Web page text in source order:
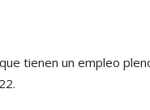
tienen un empleo